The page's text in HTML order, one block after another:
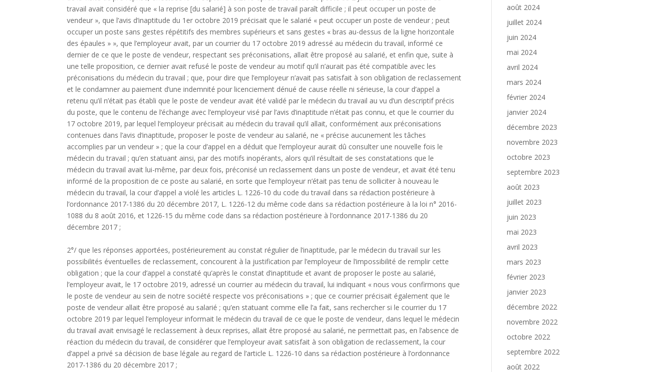
travail avait considéré que « la reprise [du salarié] à son poste de travail paraît difficile ; il peut occuper un poste de
vendeur », que l’avis d’inaptitude du 1er octobre 2019 précisait que le salarié « peut occuper un poste de vendeur ; peut
occuper un poste sans gestes répétitifs des membres supérieurs et sans gestes « bras au-dessus de la ligne horizontale
des épaules » », que l’employeur avait, par un courrier du 17 octobre 2019 adressé au médecin du travail, informé ce
dernier de ce que le poste de vendeur, respectant ses préconisations, allait être proposé au salarié, et enfin que, suite à
une telle proposition, ce dernier avait refusé le poste de vendeur au motif qu’il n’aurait pas été compatible avec les
préconisations du médecin du travail ; que, pour dire que l’employeur n’avait pas satisfait à son obligation de reclassement
et le condamner au paiement d’une indemnité pour licenciement dénué de cause réelle ni sérieuse, la cour d’appel a
retenu qu’il n’était pas établi que le poste de vendeur avait été validé par le médecin du travail au vu d’un descriptif précis
du poste, que le contenu de l’échange avec l’employeur visé par l’avis d’inaptitude n’était pas connu, et que le courrier du
17 octobre 2019, par lequel l’employeur précisait au médecin du travail qu’il allait, conformément aux préconisations
contenues dans l’avis d’inaptitude, proposer le poste de vendeur au salarié, ne « précise aucunement les tâches
accomplies par un vendeur » ; que la cour d’appel en a déduit que l’employeur aurait dû consulter une nouvelle fois le
médecin du travail ; qu’en statuant ainsi, par des motifs inopérants, alors qu’il résultait de ses constatations que le
médecin du travail avait lui-même, par deux fois, préconisé un reclassement dans un poste de vendeur, et avait été tenu
informé de la proposition de ce poste au salarié, en sorte que l’employeur n’était pas tenu de solliciter à nouveau le
médecin du travail, la cour d’appel a violé les articles L. 1226-10 du code du travail dans sa rédaction postérieure à
l’ordonnance 2017-1386 du 20 décembre 2017, L. 1226-12 du même code dans sa rédaction postérieure à la loi n° 2016-
1088 du 8 août 2016, et 1226-15 du même code dans sa rédaction postérieure à l’ordonnance 2017-1386 du 20
décembre 2017 ;
2°/ que les réponses apportées, postérieurement au constat régulier de l’inaptitude, par le médecin du travail sur les
possibilités éventuelles de reclassement, concourent à la justification par l’employeur de l’impossibilité de remplir cette
obligation ; que la cour d’appel a constaté qu’après le constat d’inaptitude et avant de proposer le poste au salarié,
l’employeur avait, le 17 octobre 2019, adressé un courrier au médecin du travail, lui indiquant « nous vous confirmons que
le poste de vendeur au sein de notre société respecte vos préconisations » ; que ce courrier précisait également que le
poste de vendeur allait être proposé au salarié ; qu’en statuant comme elle l’a fait, sans rechercher si le courrier du 17
octobre 2019 par lequel l’employeur informait le médecin du travail de ce que le poste de vendeur, dans lequel le médecin
du travail avait envisagé le reclassement à deux reprises, allait être proposé au salarié, ne permettait pas, en l’absence de
réaction du médecin du travail, de considérer que l’employeur avait satisfait à son obligation de reclassement, la cour
d’appel a privé sa décision de base légale au regard de l’article L. 1226-10 dans sa rédaction postérieure à l’ordonnance
2017-1386 du 20 décembre 2017 ;
août 2024
juillet 2024
juin 2024
mai 2024
avril 2024
mars 2024
février 2024
janvier 2024
décembre 2023
novembre 2023
octobre 2023
septembre 2023
août 2023
juillet 2023
juin 2023
mai 2023
avril 2023
mars 2023
février 2023
janvier 2023
décembre 2022
novembre 2022
octobre 2022
septembre 2022
août 2022